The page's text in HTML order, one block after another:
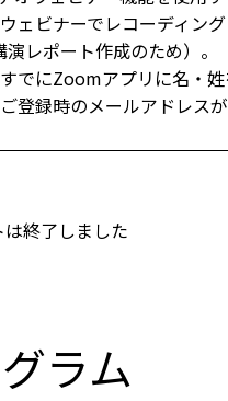
ェビナーでレコーディン
レポート作成のため）。
でにZoomアプリに名・
登録時のメールアドレス
終了しました
ラム